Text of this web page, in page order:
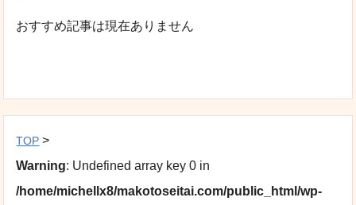
おすすめ記事は現在ありません
TOP >
Warning: Undefined array key 0 in
/home/michellx8/makotoseitai.com/public_html/wp-